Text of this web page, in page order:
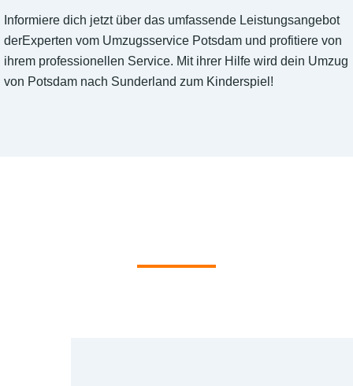
Informiere dich jetzt über das umfassende Leistungsangebot
derExperten vom Umzugsservice Potsdam und profitiere von
ihrem professionellen Service. Mit ihrer Hilfe wird dein Umzug
von Potsdam nach Sunderland zum Kinderspiel!